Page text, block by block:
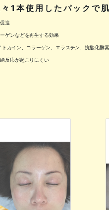
1本使用したパックで
進
ゲンなどを再生する効果
カイン、コラーゲン、エラスチン、抗酸化酵
反応が起こりにくい